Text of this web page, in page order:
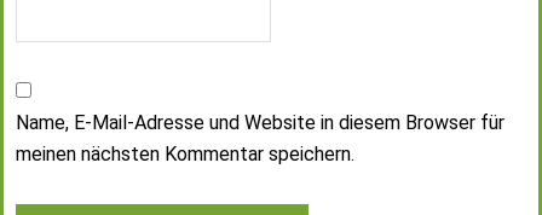
Name, E-Mail-Adresse und Website in diesem Browser für
meinen nächsten Kommentar speichern.